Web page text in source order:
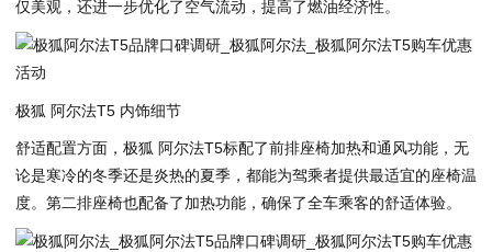
仅美观，还进一步优化了空气流动，提高了燃油经济性。
极狐 阿尔法T5 内饰细节
舒适配置方面，极狐 阿尔法T5标配了前排座椅加热和通风功能，无
论是寒冷的冬季还是炎热的夏季，都能为驾乘者提供最适宜的座椅温
度。第二排座椅也配备了加热功能，确保了全车乘客的舒适体验。